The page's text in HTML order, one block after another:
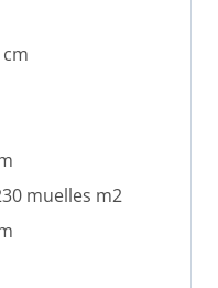
muelles m2